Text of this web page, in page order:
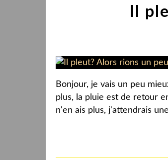
Il
Bonjour, je vais un peu
plus, la pluie est de retour
n'en ais plus, j'attendrais